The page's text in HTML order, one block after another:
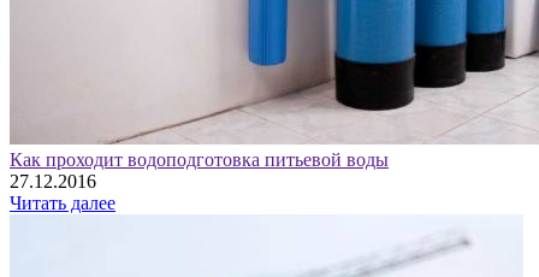
Как проходит водоподготовка питьевой воды
27.12.2016
Читать далее